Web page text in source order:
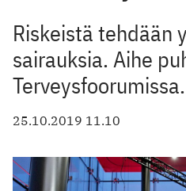
Riskeistä tehdään
sairauksia. Aihe
Terveysfoorumissa.
25.10.2019 11.10